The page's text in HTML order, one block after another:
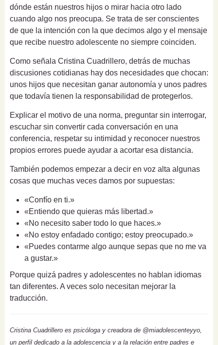
dónde están nuestros hijos o mirar hacia otro lado
cuando algo nos preocupa. Se trata de ser conscientes
de que la intención con la que decimos algo y el mensaje
que recibe nuestro adolescente no siempre coinciden.
Como señala Cristina Cuadrillero, detrás de muchas
discusiones cotidianas hay dos necesidades que chocan:
unos hijos que necesitan ganar autonomía y unos padres
que todavía tienen la responsabilidad de protegerlos.
Explicar el motivo de una norma, preguntar sin interrogar,
escuchar sin convertir cada conversación en una
conferencia, respetar su intimidad y reconocer nuestros
propios errores puede ayudar a acortar esa distancia.
También podemos empezar a decir en voz alta algunas
cosas que muchas veces damos por supuestas:
«Confío en ti.»
«Entiendo que quieras más libertad.»
«No necesito saber todo lo que haces.»
«No estoy enfadado contigo; estoy preocupado.»
«Puedes contarme algo aunque sepas que no me va
a gustar.»
Porque quizá padres y adolescentes no hablan idiomas
tan diferentes. A veces solo necesitan mejorar la
traducción.
Cristina Cuadrillero es psicóloga y creadora de @miadolescenteyyo,
un perfil dedicado a la adolescencia y a la relación entre padres e